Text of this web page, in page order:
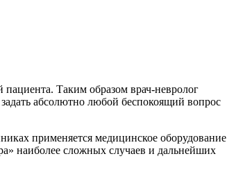
Таким образом врач-невролог
абсолютно любой беспокоящий вопрос
применяется медицинское оборудование
наиболее сложных случаев и дальнейших